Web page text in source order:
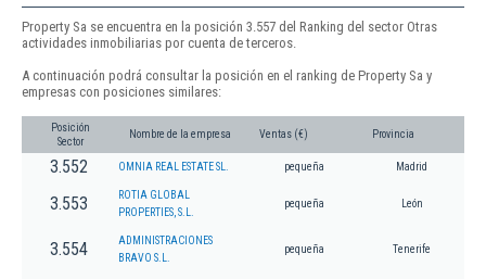
Property Sa se encuentra en la posición 3.557 del Ranking del sector Otras
actividades inmobiliarias por cuenta de terceros.
A continuación podrá consultar la posición en el ranking de Property Sa y
empresas con posiciones similares:
Posición
Sector
Nombre de la empresa Ventas (€) Provincia
3.552 OMNIA REAL ESTATE SL. pequeña Madrid
3.553
ROTIA GLOBAL
PROPERTIES, S.L.
pequeña León
3.554
ADMINISTRACIONES
BRAVO S.L.
pequeña Tenerife